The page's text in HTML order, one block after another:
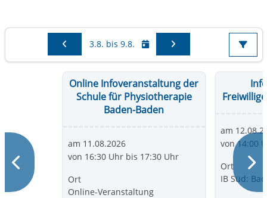
Sie sehen Events im Zeitraum vom
3.8. bis 9.8.
Online Infoveranstaltung der
Schule für Physiotherapie
Baden-Baden
am 11.08.2026
von 16:30 Uhr bis 17:30 Uhr
Ort
Online-Veranstaltung
am
von 14:00
Ort
IB Süd:
Zurück